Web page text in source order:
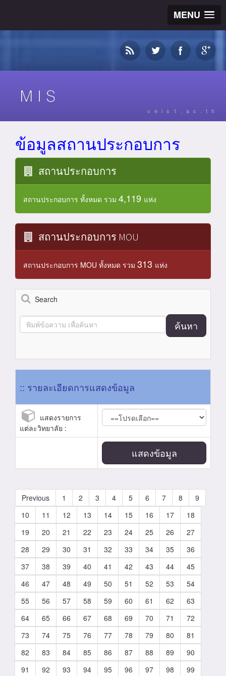
MENU
veis1.ac.th
ข้อมูลสถานประกอบการ
สถานประกอบการ
สถานประกอบการ ทั้งหมด รวม 4,119 แห่ง
สถานประกอบการ MOU
สถานประกอบการ MOU ทั้งหมด รวม 313 แห่ง
Search
ค้นหา
:: รายละเอียดการแสดงข้อมูล
แสดงรายการ
แต่ละวิทยาลัย :
แสดงข้อมูล
Previous 1 2 3 4 5 6 7 8
9
10
11 12 13 14 15 16 17
18
19
20 21 22 23 24 25 26
27
28
29 30 31 32 33 34 35
36
37
38 39 40 41 42 43 44
45
46
47 48 49 50 51 52 53
54
55
56 57 58 59 60 61 62
63
64
65 66 67 68 69 70 71
72
73
74 75 76 77 78 79 80
81
82
83 84 85 86 87 88 89
90
91
92 93 94 95 96 97 98
99